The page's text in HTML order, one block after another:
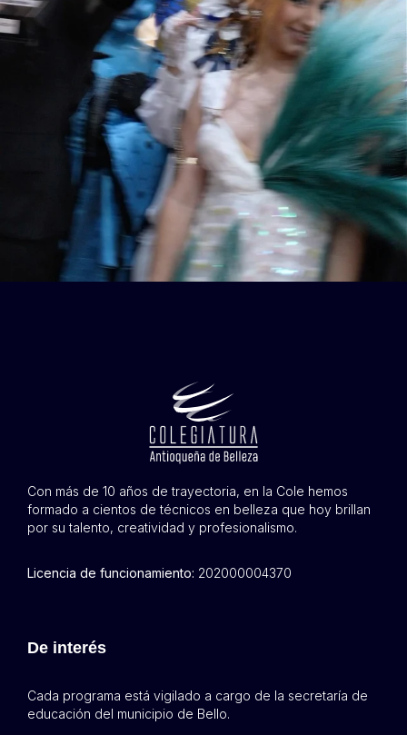
Con más de 10 años de trayectoria, en la Cole hemos
formado a cientos de técnicos en belleza que hoy brillan
por su talento, creatividad y profesionalismo.
Licencia de funcionamiento: 202000004370
De interés
Cada programa está vigilado a cargo de la secretaría de
educación del municipio de Bello.